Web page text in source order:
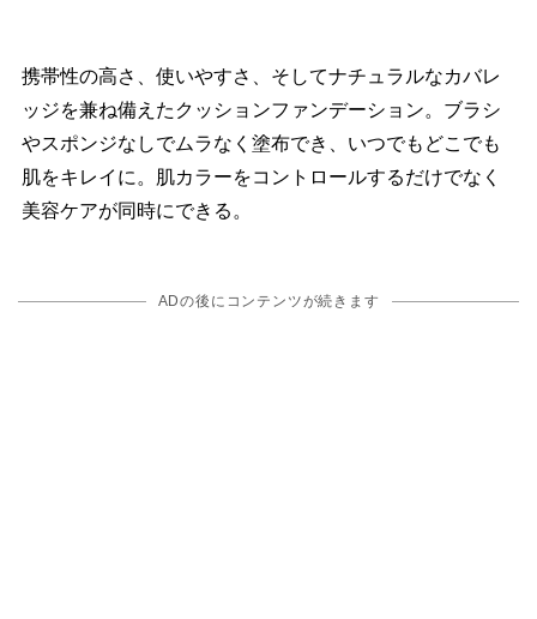
携帯性の高さ、使いやすさ、そしてナチュラルなカバレ
ッジを兼ね備えたクッションファンデーション。ブラシ
スポンジなしでムラなく塗布でき、いつでもどこでも
肌をキレイに。肌カラーをコントロールするだけでなく
美容ケアが同時にできる。
ADの後にコンテンツが続きます